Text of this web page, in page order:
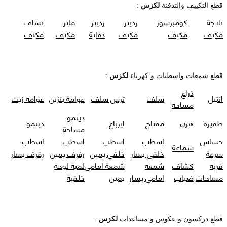
قطع التكييف والتدفئة لكزس :
ثلاجة
مكيف
كومبرسور
مكيف
رديتر
مكيف
رديتر
دفاية
فلتر
مكيف
نشاف
مكيف
قطع شمعات واسطبات و كهرباء لكزس :
انتيل
ذراع
مساحة سلف ترس سلف عوامة بنزين عوامة زيت
ظفيرة
هرن مفتاح ايرباغ
دينمو
مساحة
دينمو
حساس
سرعة
سماعة اسطب
خلفي يسار
اسطب
خلفي يمين
اسطب
رفرف يمين
اسطب
رفرف يسار
قربة
مساحات
كشاف
ضباب
شمعة
امامي يسار
شمعة امامي
يمين
لمبة لوحة
خلفية
قطع دركسون و عكوس و مساعدات لكزس :